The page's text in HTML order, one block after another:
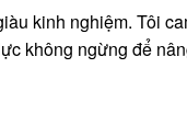
kinh nghiệm. Tôi
không ngừng để